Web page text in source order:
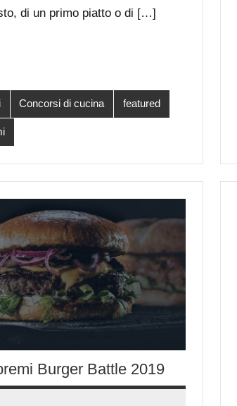
di un primo piatto o di […]
Concorsi di cucina featured
Burger Battle 2019